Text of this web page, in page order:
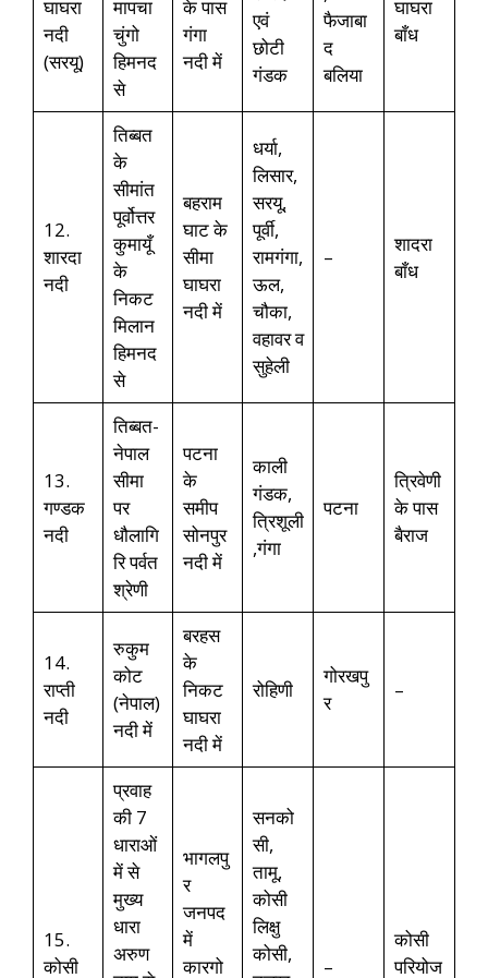
घाघरा
नदी
(सरयू)
मापचा
चुंगो
हिमनद
से
के पास
गंगा
नदी में
एवं
छोटी
गंडक
फैजाबा
द
बलिया
घाघरा
बाँध
12.
शारदा
नदी
तिब्बत
के
सीमांत
पूर्वोत्तर
कुमायूँ
के
निकट
मिलान
हिमनद
से
बहराम
घाट के
सीमा
घाघरा
नदी में
धर्या,
लिसार,
सरयू,
पूर्वी,
रामगंगा,
ऊल,
चौका,
वहावर व
सुहेली
–
शादरा
बाँध
13.
गण्डक
नदी
तिब्बत-
नेपाल
सीमा
पर
धौलागि
रि पर्वत
श्रेणी
पटना
के
समीप
सोनपुर
नदी में
काली
गंडक,
त्रिशूली
,गंगा
पटना
त्रिवेणी
के पास
बैराज
14.
राप्ती
नदी
रुकुम
कोट
(नेपाल)
नदी में
बरहस
के
निकट
घाघरा
नदी में
रोहिणी
गोरखपु
र
–
15.
कोसी
प्रवाह
की 7
धाराओं
में से
मुख्य
धारा
अरुण
भागलपु
र
जनपद
में
कारगो
सनको
सी,
तामू,
कोसी
लिक्षु
कोसी,
–
कोसी
परियोज